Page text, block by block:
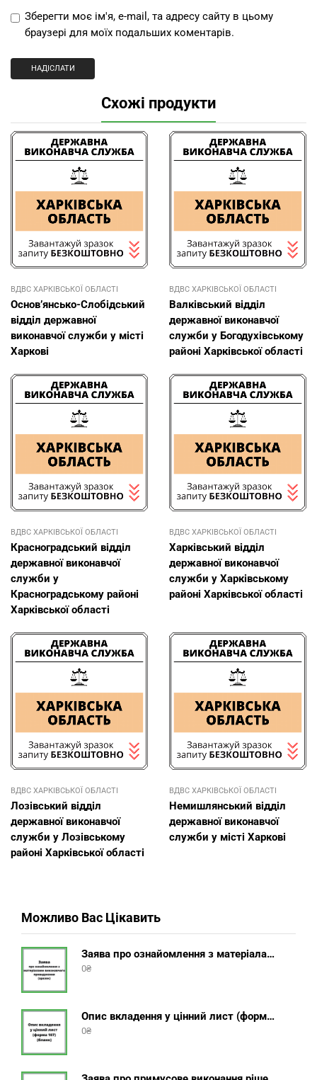
Зберегти моє ім'я, e-mail, та адресу сайту в цьому
браузері для моїх подальших коментарів.
Схожі продукти
ВДВС ХАРКІВСЬКОЇ ОБЛАСТІ
Основ’янсько-Слобідський
відділ державної
виконавчої служби у місті
Харкові
ВДВС ХАРКІВСЬКОЇ ОБЛАСТІ
Валківський відділ
державної виконавчої
служби у Богодухівському
районі Харківської області
ВДВС ХАРКІВСЬКОЇ ОБЛАСТІ
Красноградський відділ
державної виконавчої
служби у
Красноградському районі
Харківської області
ВДВС ХАРКІВСЬКОЇ ОБЛАСТІ
Харківський відділ
державної виконавчої
служби у Харківському
районі Харківської області
ВДВС ХАРКІВСЬКОЇ ОБЛАСТІ
Лозівський відділ
державної виконавчої
служби у Лозівському
районі Харківської області
ВДВС ХАРКІВСЬКОЇ ОБЛАСТІ
Немишлянський відділ
державної виконавчої
служби у місті Харкові
Можливо Вас Цікавить
Заява про ознайомлення з матеріалами виконавчого провадження (зразок, шаблон 2025 року)
0₴
Опис вкладення у цінний лист (форма 107) + інструкція відправлення цінного листа з описом вкладення
0₴